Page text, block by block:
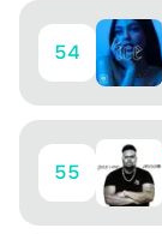
54
55